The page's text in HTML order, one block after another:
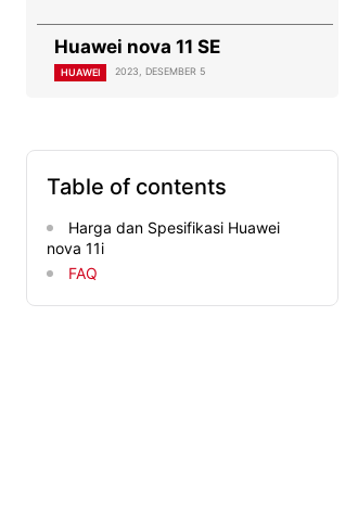
Huawei nova 11 SE
HUAWEI 2023, DESEMBER 5
Table of contents
Harga dan Spesifikasi Huawei
nova 11i
FAQ